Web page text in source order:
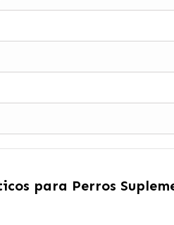
para Perros